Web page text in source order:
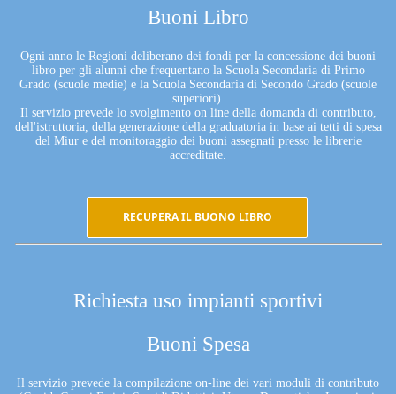
Buoni Libro
Ogni anno le Regioni deliberano dei fondi per la concessione dei buoni
libro per gli alunni che frequentano la Scuola Secondaria di Primo
Grado (scuole medie) e la Scuola Secondaria di Secondo Grado (scuole
superiori).
Il servizio prevede lo svolgimento on line della domanda di contributo,
dell'istruttoria, della generazione della graduatoria in base ai tetti di spesa
del Miur e del monitoraggio dei buoni assegnati presso le librerie
accreditate.
RECUPERA IL BUONO LIBRO
Richiesta uso impianti sportivi
Buoni Spesa
Il servizio prevede la compilazione on-line dei vari moduli di contributo